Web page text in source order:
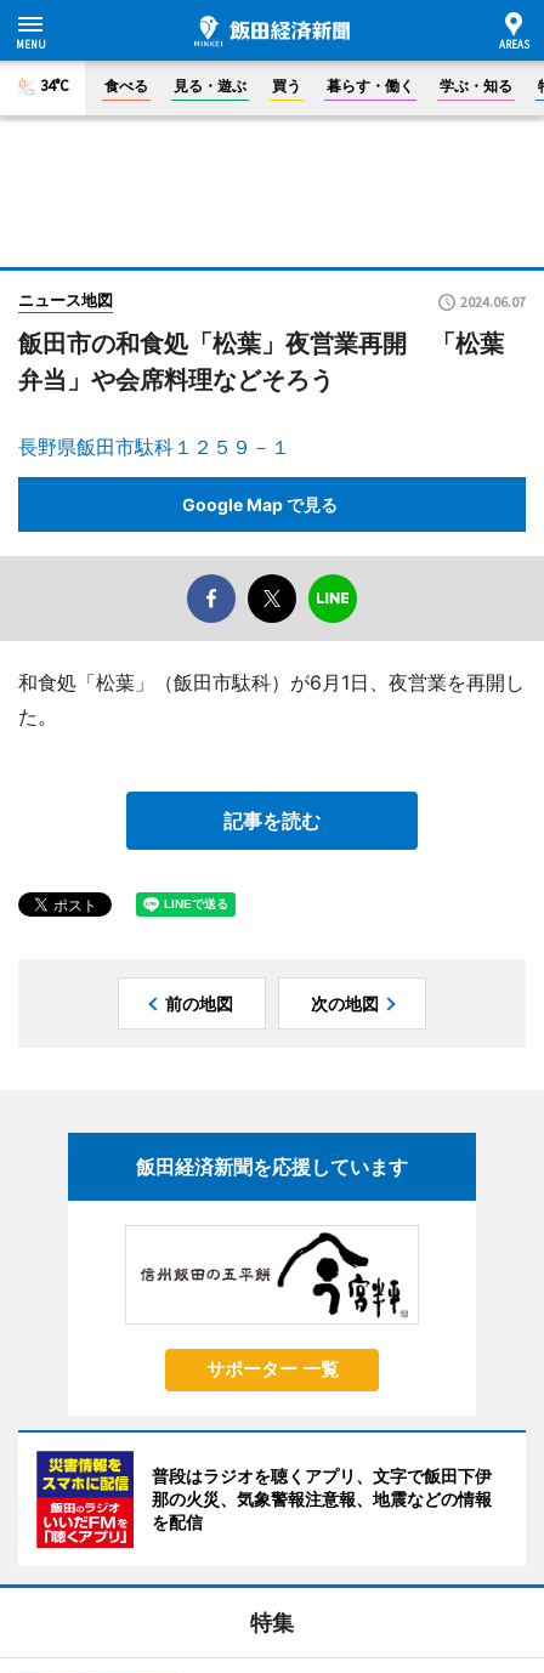
34°C 食べる 見る・遊ぶ 買う 暮らす・働く 学ぶ・知る
ニュース地図 2024.06.07
飯田市の和食処「松葉」夜営業再開 「松葉
弁当」や会席料理などそろう
長野県飯田市駄科１２５９－１
Google Map で見る
和食処「松葉」（飯田市駄科）が6月1日、夜営業を再開し
た。
記事を読む
前の地図 次の地図
飯田経済新聞を応援しています
サポーター 一覧
普段はラジオを聴くアプリ、文字で飯田下伊
那の火災、気象警報注意報、地震などの情報
を配信
特集